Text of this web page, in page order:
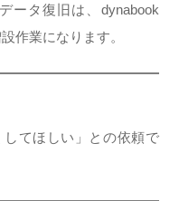
ータ復旧は、dynabook
作業になります。
てほしい」との依頼で